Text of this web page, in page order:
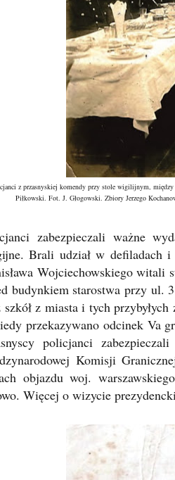
z przasnyskiej komendy przy stole wigilijnym,
Piłkowski. Fot. J. Głogowski. Zbiory Jerzego
zabezpieczali ważne
Brali udział w defiladach
Wojciechowskiego witali
budynkiem starostwa przy ul.
szkół z miasta i tych
przekazywano odcinek Va
policjanci
Komisji
objazdu woj.
Więcej o wizycie